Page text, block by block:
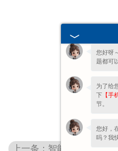
欢迎
您好呀
题都可
为了给
下 【手
节。
您好，
吗？我